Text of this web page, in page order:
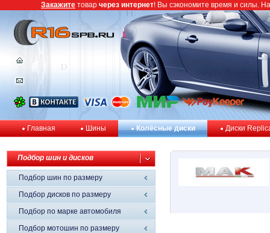
Главная Шины Колёсные диски Диски
Подбор шин и дисков
Подбор шин по размеру
Подбор дисков по размеру
Подбор по марке автомобиля
Подбор мотошин по размеру
Закажите товар через интернет! Вы сэкономите время и силы.